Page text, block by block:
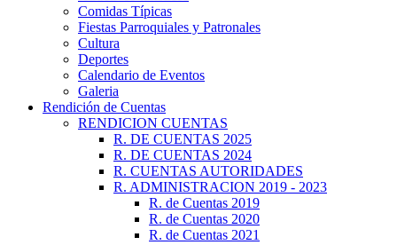
Comidas Típicas
Fiestas Parroquiales y Patronales
Cultura
Deportes
Calendario de Eventos
Galeria
Rendición de Cuentas
RENDICION CUENTAS
R. DE CUENTAS 2025
R. DE CUENTAS 2024
R. CUENTAS AUTORIDADES
R. ADMINISTRACION 2019 - 2023
R. de Cuentas 2019
R. de Cuentas 2020
R. de Cuentas 2021